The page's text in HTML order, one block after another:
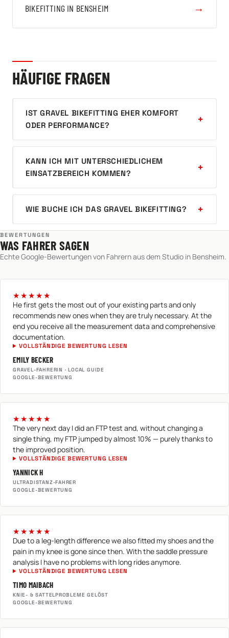
BIKEFITTING IN BENSHEIM →
HÄUFIGE FRAGEN
IST GRAVEL BIKEFITTING EHER KOMFORT
ODER PERFORMANCE?
KANN ICH MIT UNTERSCHIEDLICHEM
EINSATZBEREICH KOMMEN?
WIE BUCHE ICH DAS GRAVEL BIKEFITTING?
BEWERTUNGEN
WAS FAHRER SAGEN
Echte Google-Bewertungen von Fahrern aus dem Studio in Bensheim.
★★★★★
He first gets the most out of your existing parts and only
recommends new ones when they are truly necessary. At the
end you receive all the measurement data and comprehensive
documentation.
VOLLSTÄNDIGE BEWERTUNG LESEN
EMILY BECKER
GRAVEL-FAHRERIN · LOCAL GUIDE
GOOGLE-BEWERTUNG
★★★★★
The very next day I did an FTP test and, without changing a
single thing, my FTP jumped by almost 10% — purely thanks to
the improved position.
VOLLSTÄNDIGE BEWERTUNG LESEN
YANNICK H
ULTRADISTANZ-FAHRER
GOOGLE-BEWERTUNG
★★★★★
Due to a leg-length difference we also fitted my shoes and the
pain in my knee is gone since then. With the saddle pressure
analysis I have no problems with long rides anymore.
VOLLSTÄNDIGE BEWERTUNG LESEN
TIMO MAIBACH
KNIE- & SATTELPROBLEME GELÖST
GOOGLE-BEWERTUNG